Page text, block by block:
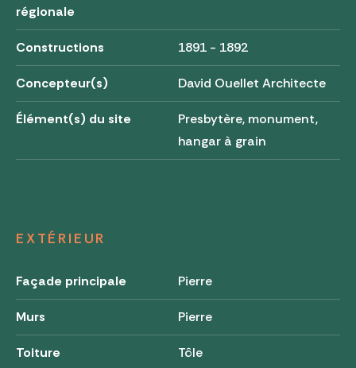
régionale
Constructions 1891 - 1892
Concepteur(s) David Ouellet Architecte
Élément(s) du site
Presbytère, monument,
hangar à grain
EXTÉRIEUR
Façade principale Pierre
Murs Pierre
Toiture Tôle